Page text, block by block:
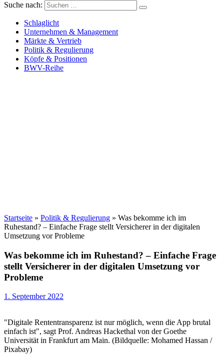
Versicherungswirtschaft-heute
Suche nach:
Schlaglicht
Unternehmen & Management
Märkte & Vertrieb
Politik & Regulierung
Köpfe & Positionen
BWV-Reihe
Startseite » Politik & Regulierung » Was bekomme ich im
Ruhestand? – Einfache Frage stellt Versicherer in der digitalen
Umsetzung vor Probleme
Was bekomme ich im Ruhestand? – Einfache Frage
stellt Versicherer in der digitalen Umsetzung vor
Probleme
1. September 2022
"Digitale Rententransparenz ist nur möglich, wenn die App brutal
einfach ist", sagt Prof. Andreas Hackethal von der Goethe
Universität in Frankfurt am Main. (Bildquelle: Mohamed Hassan /
Pixabay)